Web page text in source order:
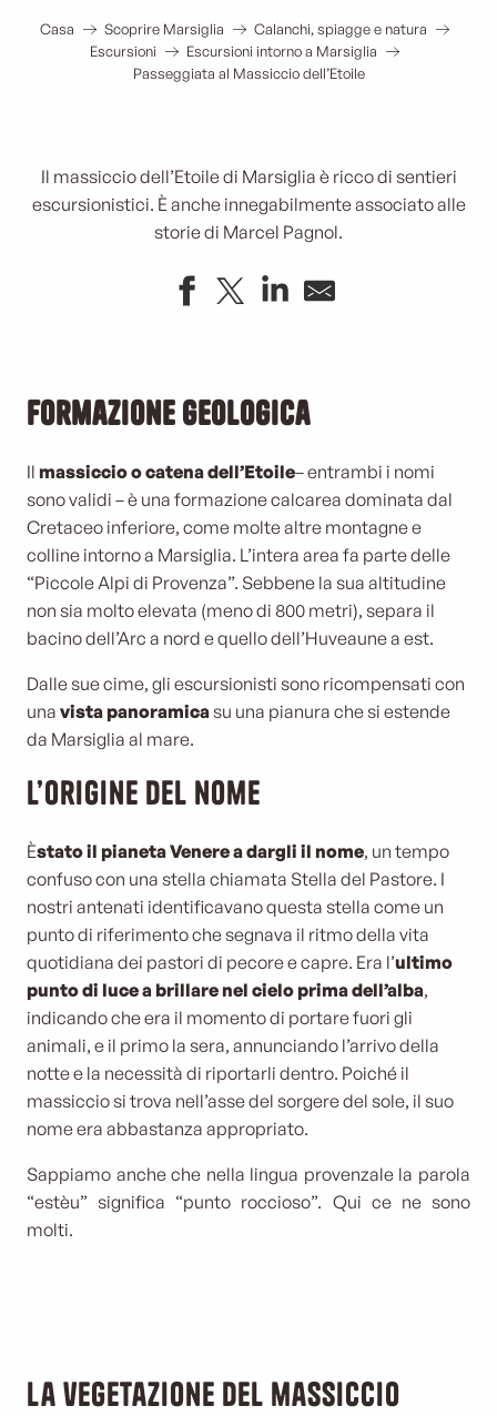
Casa Scoprire Marsiglia
Calanchi, spiagge e natura
Escursioni
Escursioni intorno a Marsiglia
Passeggiata al Massiccio dell’Etoile
Il massiccio dell’Etoile di Marsiglia è ricco di sentieri
escursionistici. È anche innegabilmente associato alle
storie di Marcel Pagnol.
Formazione geologica
Il massiccio o catena dell’Etoile– entrambi i nomi
sono validi – è una formazione calcarea dominata dal
Cretaceo inferiore, come molte altre montagne e
colline intorno a Marsiglia. L’intera area fa parte delle
“Piccole Alpi di Provenza”. Sebbene la sua altitudine
non sia molto elevata (meno di 800 metri), separa il
bacino dell’Arc a nord e quello dell’Huveaune a est.
Dalle sue cime, gli escursionisti sono ricompensati con
una vista panoramicasu una pianura che si estende
da Marsiglia al mare.
L’origine del nome
Èstato il pianeta Venere a dargli il nome, un tempo
confuso con una stella chiamata Stella del Pastore. I
nostri antenati identificavano questa stella come un
punto di riferimento che segnava il ritmo della vita
quotidiana dei pastori di pecore e capre. Era l’ultimo
punto di luce a brillare nel cielo prima dell’alba,
indicando che era il momento di portare fuori gli
animali, e il primo la sera, annunciando l’arrivo della
notte e la necessità di riportarli dentro. Poiché il
massiccio si trova nell’asse del sorgere del sole, il suo
nome era abbastanza appropriato.
Sappiamo anche che nella lingua provenzale la parola
“estèu” significa “punto roccioso”. Qui ce ne sono
molti.
La vegetazione del massiccio